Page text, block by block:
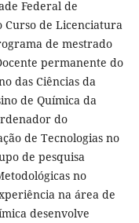
Federal de
Curso de Licenciatura
de mestrado
permanente do
das Ciências da
de Química da
do
de Tecnologias no
de pesquisa
no
na área de
desenvolve